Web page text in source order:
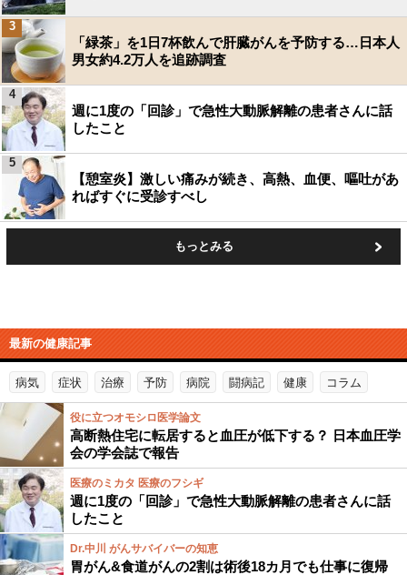
「緑茶」を1日7杯飲んで肝臓がんを予防する…日本人
男女約4.2万人を追跡調査
3
週に1度の「回診」で急性大動脈解離の患者さんに話
したこと
4
【憩室炎】激しい痛みが続き、高熱、血便、嘔吐があ
ればすぐに受診すべし
5
もっとみる
最新の健康記事
病気 症状 治療 予防 病院 闘病記 健康 コラム
役に立つオモシロ医学論文
高断熱住宅に転居すると血圧が低下する？ 日本血圧学
会の学会誌で報告
医療のミカタ 医療のフシギ
週に1度の「回診」で急性大動脈解離の患者さんに話
したこと
Dr.中川 がんサバイバーの知恵
胃がん&食道がんの2割は術後18カ月でも仕事に復帰